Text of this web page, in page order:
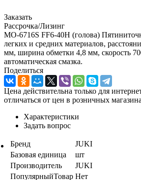
Заказать
Рассрочка/Лизинг
MO-6716S FF6-40H (голова)
легких и средних материалов,
мм, ширина обметки 4,8 мм, скорость
автоматическая смазка.
Поделиться
Цена действительна только для
отличаться от цен в розничных
Характеристики
Задать вопрос
Бренд
JUKI
Базовая единица
шт
Производитель
JUKI
ПопулярныйТовар Нет